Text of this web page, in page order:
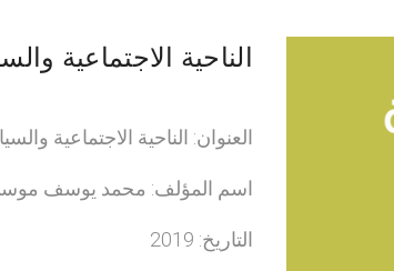
الناحية الاجتماعية
العنوان: الناحية الاجتماعية
اسم المؤلف: محمد يوسف
التاريخ: 2019